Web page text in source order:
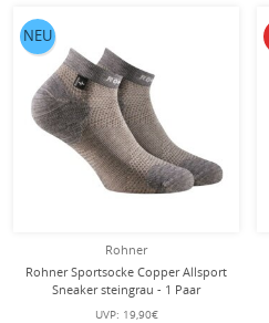
Rohner
Rohner Sportsocke Copper Allsport
Sneaker steingrau - 1 Paar
UVP: 19,90€
NEU